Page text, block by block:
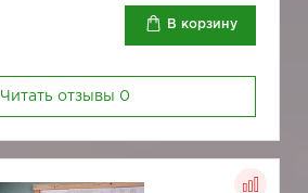
В корзину
Читать отзывы 0